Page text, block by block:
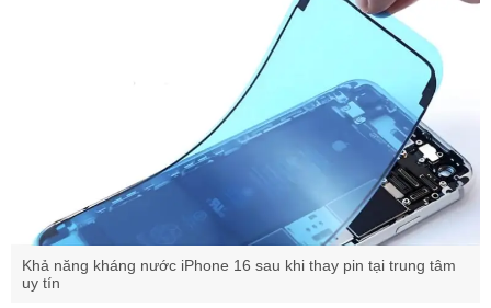
Khả năng kháng nước iPhone 16 sau khi thay pin tại trung tâm
uy tín